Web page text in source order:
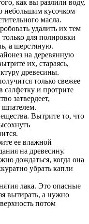
как вы разлили воду,
небольшим кусочком
масла.
удалить их тем
для полировки
а шерстяную.
на деревянную
их, стараясь,
древесины.
только свежее
салфетку и протрите
затвердеет,
шпателем.
Вытрите то, что
ее влажной
на древесину.
дождаться, когда она
убрать капли
лака. Это опасные
вытирать, а нужно
потом